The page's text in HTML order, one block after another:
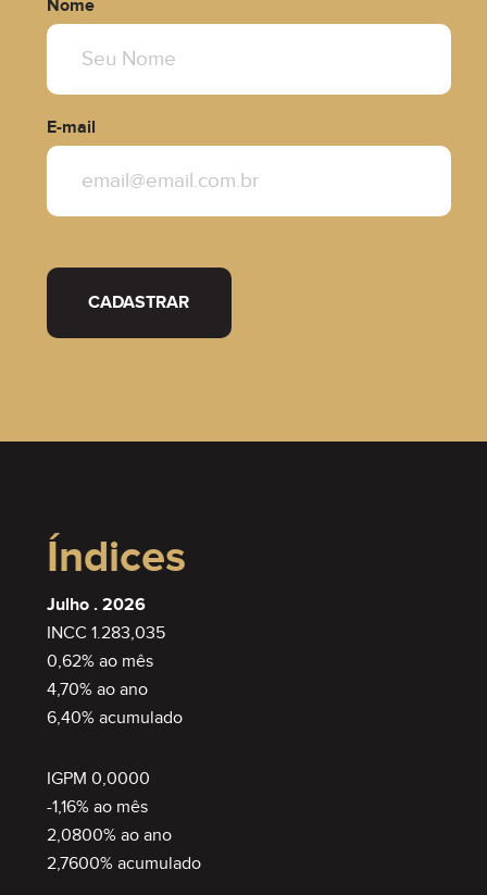
Nome
E-mail
CADASTRAR
Índices
Julho . 2026
INCC 1.283,035
0,62% ao mês
4,70% ao ano
6,40% acumulado
IGPM 0,0000
-1,16% ao mês
2,0800% ao ano
2,7600% acumulado